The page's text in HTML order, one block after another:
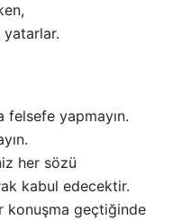
yatarlar.
felsefe yapmayın.
her sözü
kabul edecektir.
konuşma geçtiğinde